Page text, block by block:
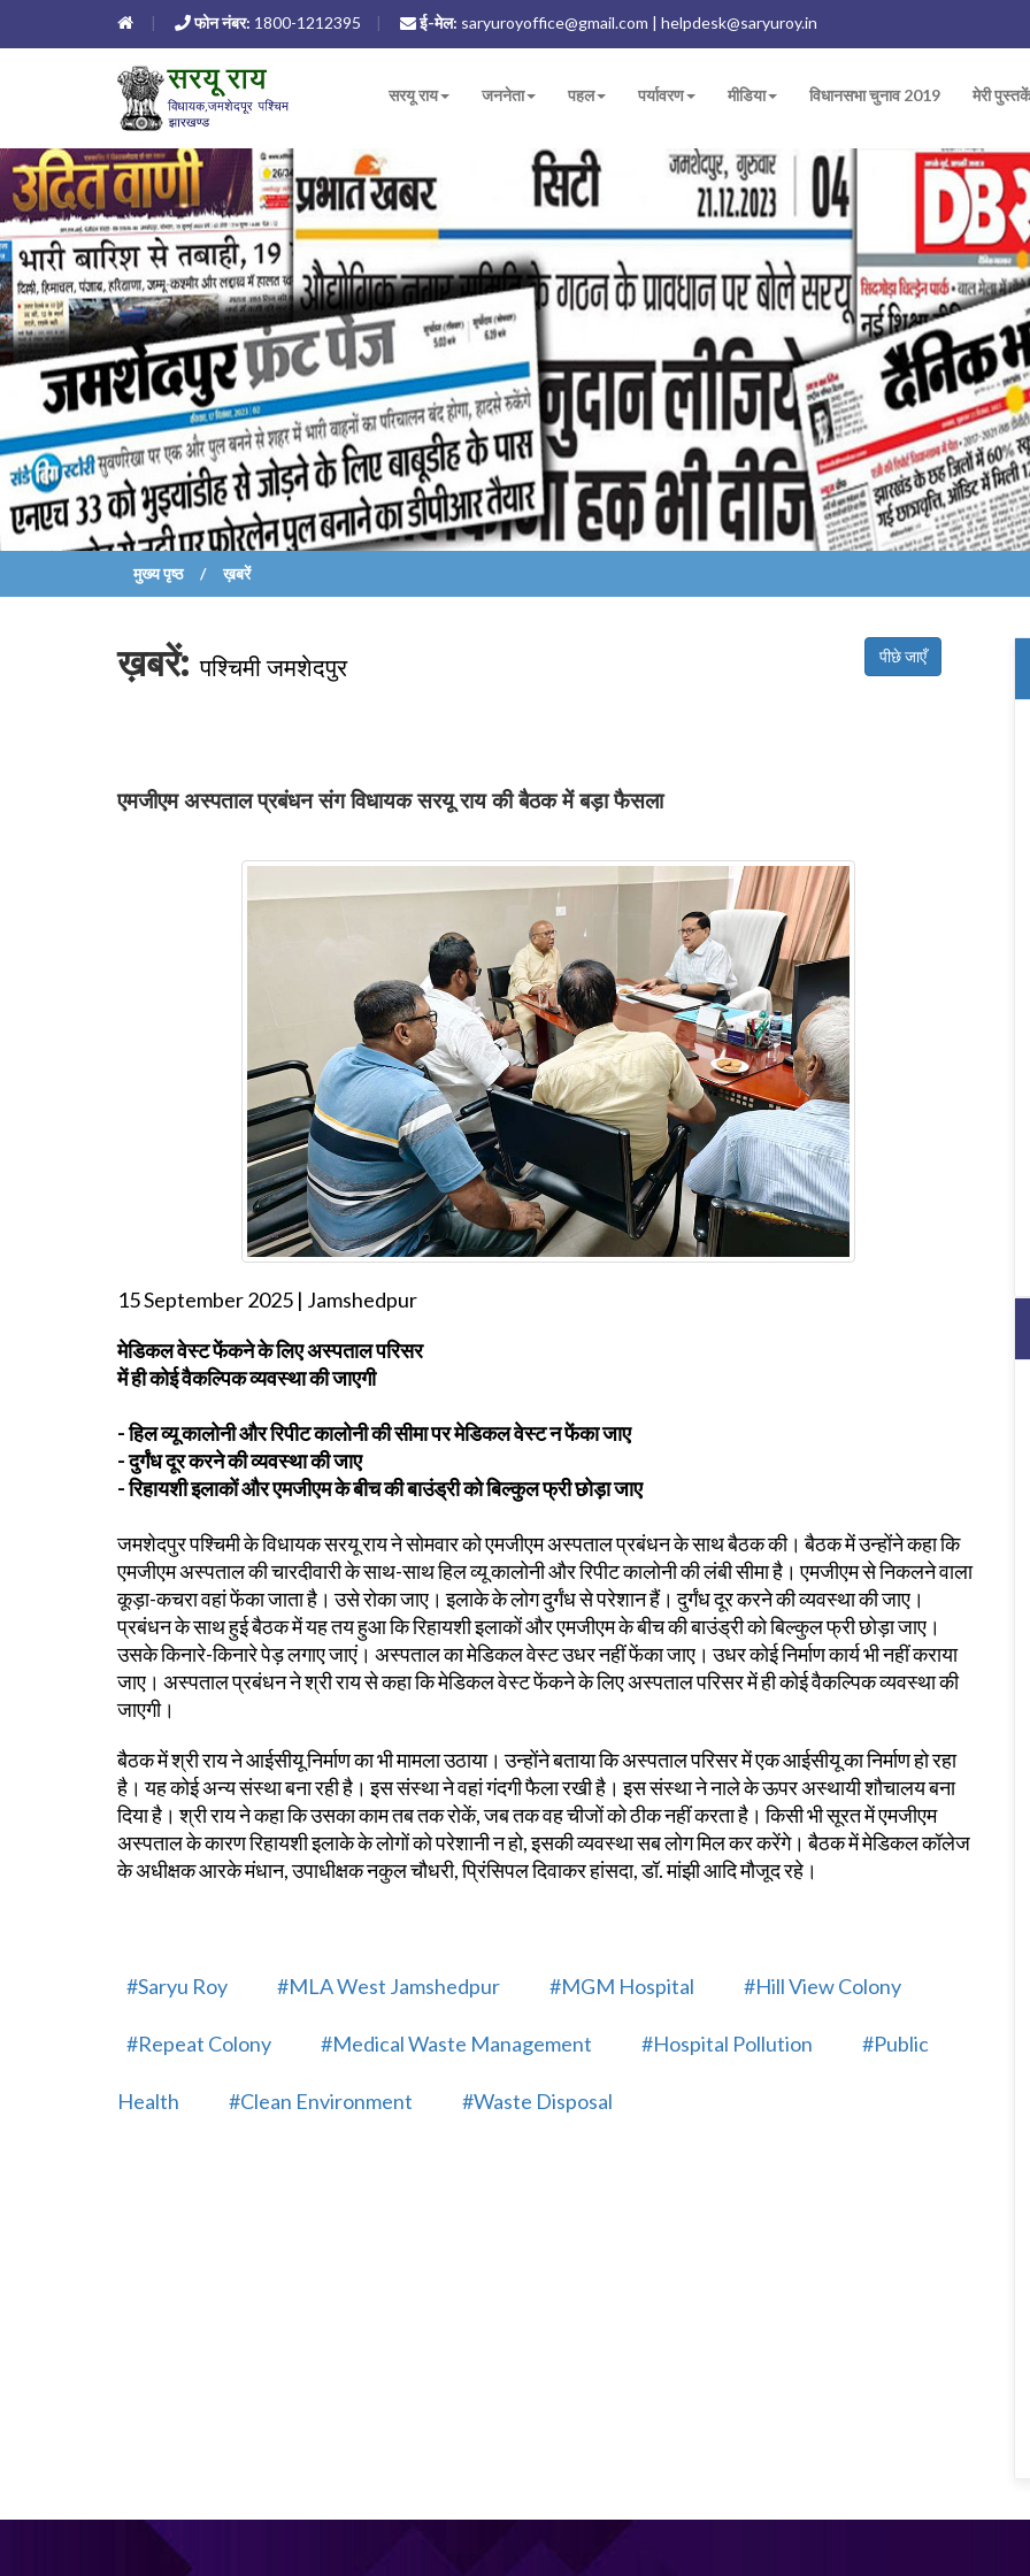
फोन नंबर: 1800-1212395 ई-मेल: saryuroyoffice@gmail.com | helpdesk@saryuroy.in
सरयू राय जननेता पहल पर्यावरण मीडिया विधानसभा चुनाव 2019 मेरी पुस्तकें
मुख्य पृष्ठ ख़बरें
ख़बरें:पश्चिमी जमशेदपुर पीछे जाएँ
एमजीएम अस्पताल प्रबंधन संग विधायक सरयू राय की बैठक में बड़ा फैसला
15 September 2025 | Jamshedpur
मेडिकल वेस्ट फेंकने के लिए अस्पताल परिसर
में ही कोई वैकल्पिक व्यवस्था की जाएगी
- हिल व्यू कालोनी और रिपीट कालोनी की सीमा पर मेडिकल वेस्ट न फेंका जाए
- दुर्गंध दूर करने की व्यवस्था की जाए
- रिहायशी इलाकों और एमजीएम के बीच की बाउंड्री को बिल्कुल फ्री छोड़ा जाए
जमशेदपुर पश्चिमी के विधायक सरयू राय ने सोमवार को एमजीएम अस्पताल प्रबंधन के साथ बैठक की। बैठक में उन्होंने कहा कि
एमजीएम अस्पताल की चारदीवारी के साथ-साथ हिल व्यू कालोनी और रिपीट कालोनी की लंबी सीमा है। एमजीएम से निकलने वाला
कूड़ा-कचरा वहां फेंका जाता है। उसे रोका जाए। इलाके के लोग दुर्गंध से परेशान हैं। दुर्गंध दूर करने की व्यवस्था की जाए।
प्रबंधन के साथ हुई बैठक में यह तय हुआ कि रिहायशी इलाकों और एमजीएम के बीच की बाउंड्री को बिल्कुल फ्री छोड़ा जाए।
उसके किनारे-किनारे पेड़ लगाए जाएं। अस्पताल का मेडिकल वेस्ट उधर नहीं फेंका जाए। उधर कोई निर्माण कार्य भी नहीं कराया
जाए। अस्पताल प्रबंधन ने श्री राय से कहा कि मेडिकल वेस्ट फेंकने के लिए अस्पताल परिसर में ही कोई वैकल्पिक व्यवस्था की
जाएगी।
बैठक में श्री राय ने आईसीयू निर्माण का भी मामला उठाया। उन्होंने बताया कि अस्पताल परिसर में एक आईसीयू का निर्माण हो रहा
है। यह कोई अन्य संस्था बना रही है। इस संस्था ने वहां गंदगी फैला रखी है। इस संस्था ने नाले के ऊपर अस्थायी शौचालय बना
दिया है। श्री राय ने कहा कि उसका काम तब तक रोकें, जब तक वह चीजों को ठीक नहीं करता है। किसी भी सूरत में एमजीएम
अस्पताल के कारण रिहायशी इलाके के लोगों को परेशानी न हो, इसकी व्यवस्था सब लोग मिल कर करेंगे। बैठक में मेडिकल कॉलेज
के अधीक्षक आरके मंधान, उपाधीक्षक नकुल चौधरी, प्रिंसिपल दिवाकर हांसदा, डॉ. मांझी आदि मौजूद रहे।
#Saryu Roy #MLA West Jamshedpur #MGM Hospital #Hill View Colony
#Repeat Colony #Medical Waste Management #Hospital Pollution #Public
Health #Clean Environment #Waste Disposal